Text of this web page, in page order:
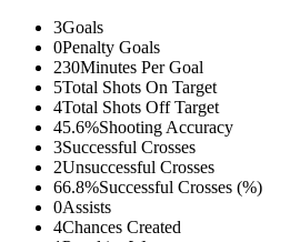
3Goals
0Penalty Goals
230Minutes Per Goal
5Total Shots On Target
4Total Shots Off Target
45.6%Shooting Accuracy
3Successful Crosses
2Unsuccessful Crosses
66.8%Successful Crosses (%)
0Assists
4Chances Created